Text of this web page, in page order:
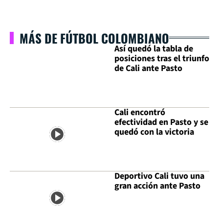
MÁS DE FÚTBOL COLOMBIANO
Así quedó la tabla de
posiciones tras el triunfo
de Cali ante Pasto
Cali encontró
efectividad en Pasto y se
quedó con la victoria
Deportivo Cali tuvo una
gran acción ante Pasto